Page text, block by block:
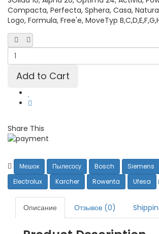
Compacta, Perfecta, Sphera, Casa,
Logo, Formula, Free'e, MoveTyp
Share This
Мешок Пылесосу Bosch Siemens
Electrolux
Karcher Rowenta Ufesa
Описание Отзывов (0)